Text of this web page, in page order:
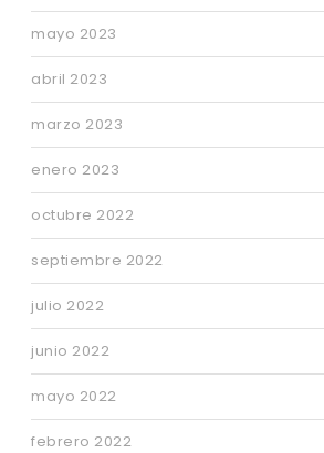
mayo 2023
abril 2023
marzo 2023
enero 2023
octubre 2022
septiembre 2022
julio 2022
junio 2022
mayo 2022
febrero 2022